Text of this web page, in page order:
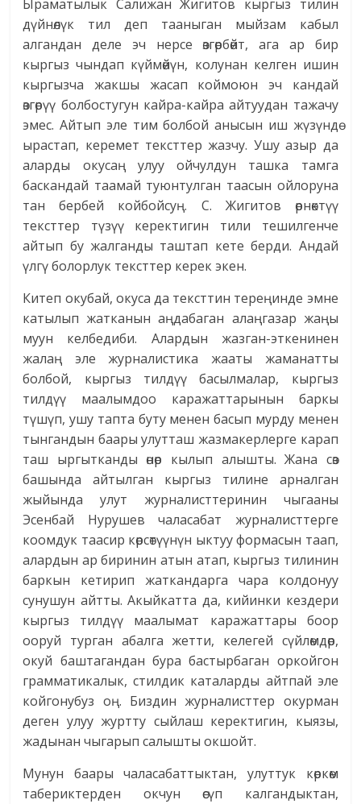
Ыраматылык Салижан Жигитов кыргыз тилин
дүйнөлүк тил деп тааныган мыйзам кабыл
алгандан деле эч нерсе өзгөрбөйт, ага ар бир
кыргыз чындап күймөйүн, колунан келген ишин
кыргызча жакшы жасап коймоюн эч кандай
өзгөрүү болбостугун кайра-кайра айтуудан тажачу
эмес. Айтып эле тим болбой анысын иш жүзүндө
ырастап, керемет тексттер жазчу. Ушу азыр да
аларды окусаң улуу ойчулдун ташка тамга
баскандай таамай туюнтулган таасын ойлоруна
тан бербей койбойсуң. С. Жигитов өрнөктүү
тексттер түзүү керектигин тили тешилгенче
айтып бу жалганды таштап кете берди. Андай
үлгү болорлук тексттер керек экен.
Китеп окубай, окуса да тексттин тереңинде эмне
катылып жатканын аңдабаган алаңгазар жаңы
муун келбедиби. Алардын жазган-эткенинен
жалаң эле журналистика жааты жаманатты
болбой, кыргыз тилдүү басылмалар, кыргыз
тилдүү маалымдоо каражаттарынын баркы
түшүп, ушу тапта буту менен басып мурду менен
тынгандын баары улутташ жазмакерлерге карап
таш ыргытканды өнөр кылып алышты. Жана сөз
башында айтылган кыргыз тилине арналган
жыйында улут журналисттеринин чыгааны
Эсенбай Нурушев чаласабат журналисттерге
коомдук таасир көрсөтүүнүн ыктуу формасын таап,
алардын ар биринин атын атап, кыргыз тилинин
баркын кетирип жаткандарга чара колдонуу
сунушун айтты. Акыйкатта да, кийинки кездери
кыргыз тилдүү маалымат каражаттары боор
ооруй турган абалга жетти, келегей сүйлөмдөр,
окуй баштагандан бура бастырбаган оркойгон
грамматикалык, стилдик каталарды айтпай эле
койгонубуз оң. Биздин журналисттер окурман
деген улуу журтту сыйлаш керектигин, кыязы,
жадынан чыгарып салышты окшойт.
Мунун баары чаласабаттыктан, улуттук көркөм
табериктерден окчун өсүп калгандыктан,